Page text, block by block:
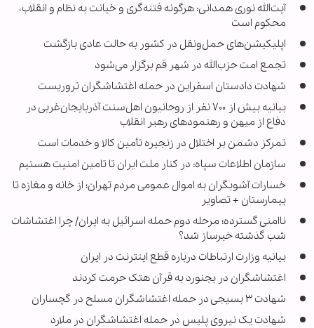
آیت‌الله نوری همدانی: هرگونه فتنه‌گری و خیانت به نظام و انقلاب،
محکوم است
اپلیکیشن‌های حمل‌ونقل در کشور به حالت عادی بازگشت
تجمع امت حزب‌الله در شهر قم برگزار می‌شود
شهادت دادستان اسفراین در حمله اغتشاشگران تروریست
بیانیه بیش از ۷۰۰ نفر از روحانیون اهل‌سنت آذربایجان‌غربی در
دفاع از میهن و رهنمودهای رهبر انقلاب
تمرکز دشمن بر اختلال در زنجیره تأمین کالا و خدمات است
سازمان اطلاعات سپاه: در کنار ملت ایران تا تامین امنیت هستیم
خسارات آشوبگران به اموال عمومی مردم تهران؛ از خانه و مغازه تا
بیمارستان + تصاویر
ناامنی گسترده؛ مرحله دوم حمله اسرائیل به ایران/ چرا اغتشاشات
شب گذشته خبرساز شد؟
بیانیه وزارت ارتباطات درباره قطع اینترنت در ایران
اغتشاشگران در بجنورد به قرآن هتک حرمت کردند
شهادت ۳ بسیجی در حمله اغتشاشگران مسلح در گچساران
شهادت یک نیروی پلیس در حمله اغتشاشگران در ملارد